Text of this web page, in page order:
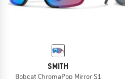
SMITH
Bobcat ChromaPop Mirror S1